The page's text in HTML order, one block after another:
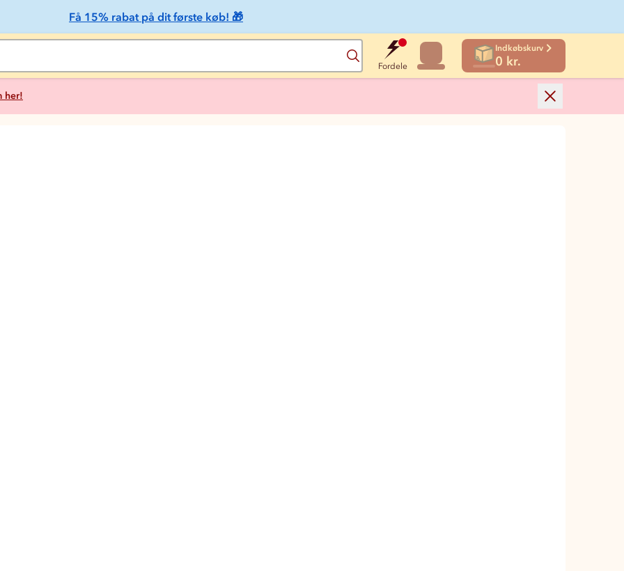
Få 15% rabat på dit første køb! 🎁
Søg
Fordele
Indkøbskurv
0 kr.
her!